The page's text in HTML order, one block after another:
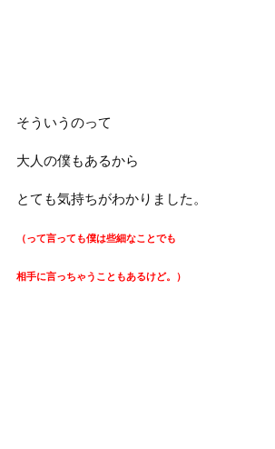
そういうのって
大人の僕もあるから
とても気持ちがわかりました。
（って言っても僕は些細なことでも
相手に言っちゃうこともあるけど。）